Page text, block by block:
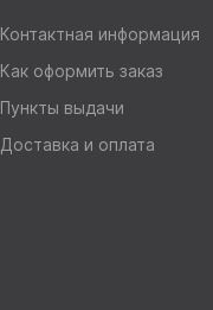
Контактная информация
Как оформить заказ
Пункты выдачи
Доставка и оплата